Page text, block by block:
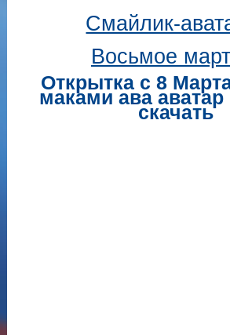
Смайлик-
Восьмое
Открытка с 8
маками ава
скачать